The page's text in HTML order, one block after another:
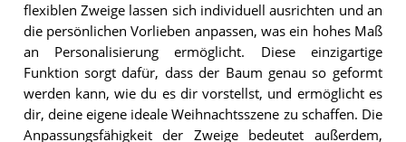
flexiblen Zweige lassen sich individuell ausrichten und an
die persönlichen Vorlieben anpassen, was ein hohes Maß
an Personalisierung ermöglicht. Diese einzigartige
Funktion sorgt dafür, dass der Baum genau so geformt
werden kann, wie du es dir vorstellst, und ermöglicht es
dir, deine eigene ideale Weihnachtsszene zu schaffen. Die
Anpassungsfähigkeit der Zweige bedeutet außerdem,